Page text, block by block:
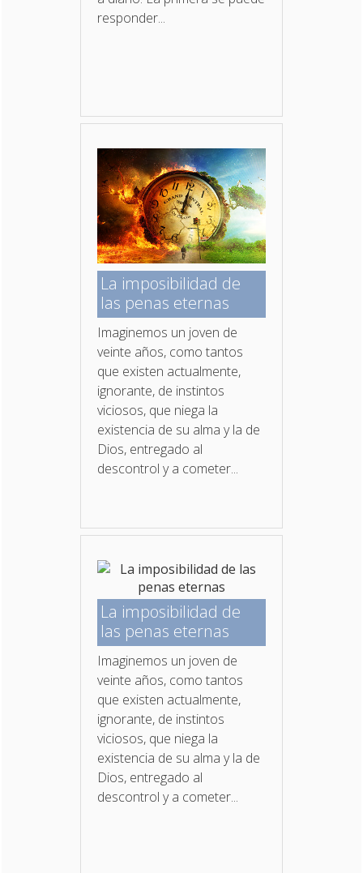
responder...
La imposibilidad de
las penas eternas
Imaginemos un joven de
veinte años, como tantos
que existen actualmente,
ignorante, de instintos
viciosos, que niega la
existencia de su alma y la de
Dios, entregado al
descontrol y a cometer...
La imposibilidad de
las penas eternas
Imaginemos un joven de
veinte años, como tantos
que existen actualmente,
ignorante, de instintos
viciosos, que niega la
existencia de su alma y la de
Dios, entregado al
descontrol y a cometer...